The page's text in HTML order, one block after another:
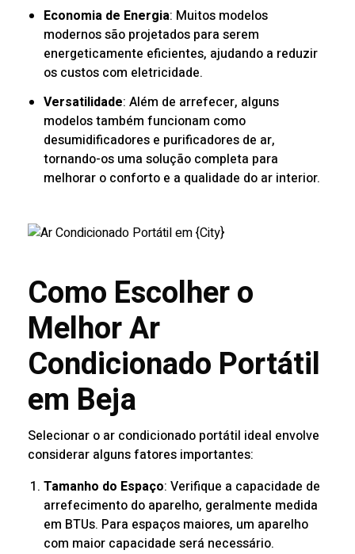
Economia de Energia: Muitos modelos
modernos são projetados para serem
energeticamente eficientes, ajudando a reduzir
os custos com eletricidade.
Versatilidade: Além de arrefecer, alguns
modelos também funcionam como
desumidificadores e purificadores de ar,
tornando-os uma solução completa para
melhorar o conforto e a qualidade do ar interior.
Como Escolher o
Melhor Ar
Condicionado Portátil
em Beja
Selecionar o ar condicionado portátil ideal envolve
considerar alguns fatores importantes:
Tamanho do Espaço: Verifique a capacidade de
arrefecimento do aparelho, geralmente medida
em BTUs. Para espaços maiores, um aparelho
com maior capacidade será necessário.